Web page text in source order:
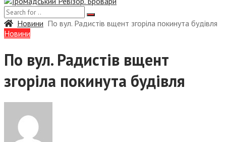
Новини По вул. Радистів вщент згоріла покинута будівля
Новини
По вул. Радистів вщент
згоріла покинута будівля